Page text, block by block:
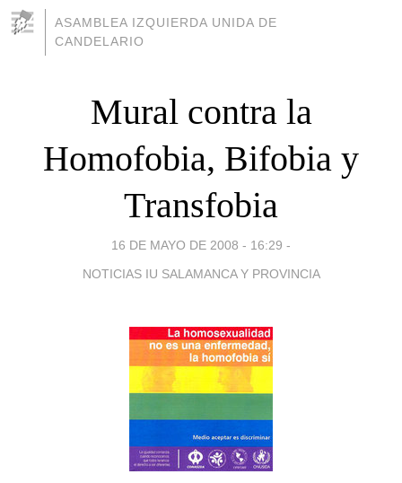
ASAMBLEA IZQUIERDA UNIDA DE
CANDELARIO
Mural contra la
Homofobia, Bifobia y
Transfobia
16 DE MAYO DE 2008 - 16:29 -
NOTICIAS IU SALAMANCA Y PROVINCIA